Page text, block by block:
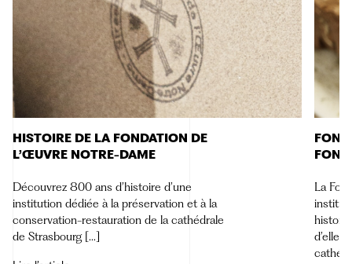
HISTOIRE DE LA FONDATION DE
L’ŒUVRE NOTRE-DAME
Découvrez 800 ans d’histoire d’une
institution dédiée à la préservation et à la
conservation-restauration de la cathédrale
de Strasbourg […]
La
d’elle